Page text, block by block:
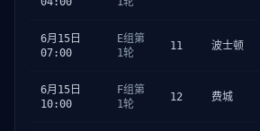
6月15日
07:00
E组第
1轮
11 波士顿
6月15日
10:00
F组第
1轮
12 费城